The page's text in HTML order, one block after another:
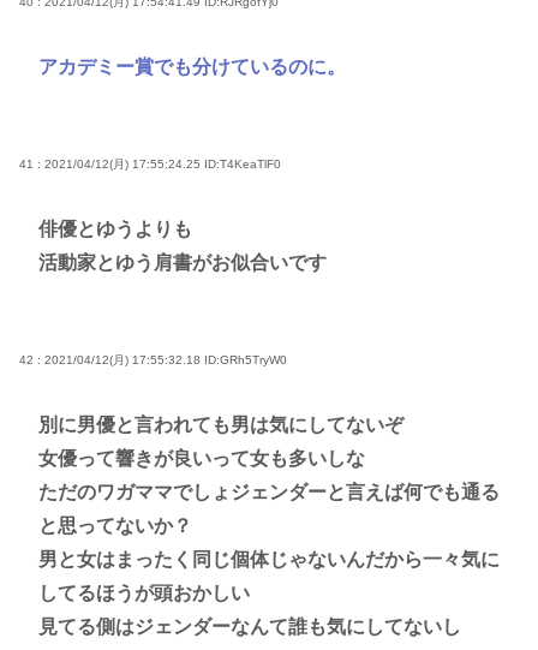
アカデミー賞でも分けているのに。
41 : 2021/04/12(月) 17:55:24.25 ID:T4KeaTlF0
俳優とゆうよりも
活動家とゆう肩書がお似合いです
42 : 2021/04/12(月) 17:55:32.18 ID:GRh5TryW0
別に男優と言われても男は気にしてないぞ
女優って響きが良いって女も多いしな
ただのワガママでしょジェンダーと言えば何でも通る
と思ってないか？
男と女はまったく同じ個体じゃないんだから一々気に
してるほうが頭おかしい
見てる側はジェンダーなんて誰も気にしてないし